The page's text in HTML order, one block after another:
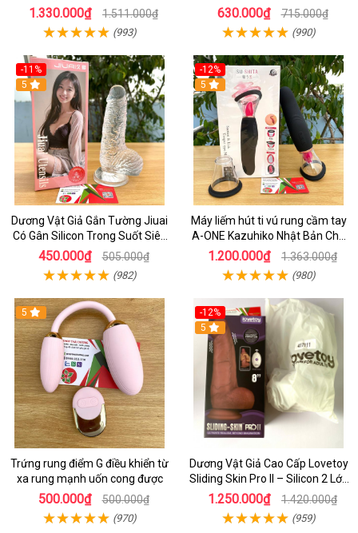
Kích Điểm G
1.330.000₫ 1.511.000₫
(993)
630.000₫ 715.000₫
(990)
-11%
5
Dương Vật Giả Gắn Tường Jiuai
Có Gân Silicon Trong Suốt Siêu
Mềm
450.000₫ 505.000₫
(982)
-12%
5
Máy liếm hút ti vú rung cầm tay
A-ONE Kazuhiko Nhật Bản Cho
Nữ massage
1.200.000₫ 1.363.000₫
(980)
5
Trứng rung điểm G điều khiển từ
xa rung mạnh uốn cong được
500.000₫ 500.000₫
(970)
-12%
5
Dương Vật Giả Cao Cấp Lovetoy
Sliding Skin Pro II – Silicon 2 Lớp
Mềm Mịn, Rung Đa Tần Từ Xa
1.250.000₫ 1.420.000₫
(959)